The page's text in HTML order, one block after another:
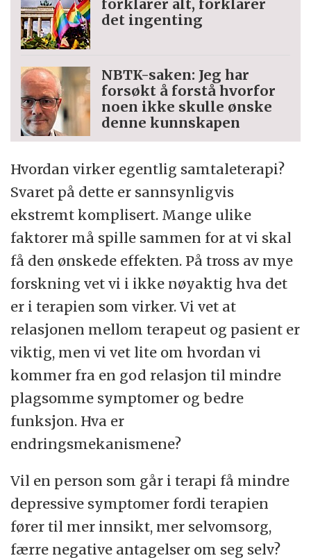
forklarer alt, forklarer
det ingenting
NBTK-saken: Jeg har
forsøkt å forstå hvorfor
noen ikke skulle ønske
denne kunnskapen
Hvordan virker egentlig samtaleterapi?
Svaret på dette er sannsynligvis
ekstremt komplisert. Mange ulike
faktorer må spille sammen for at vi skal
få den ønskede effekten. På tross av mye
forskning vet vi i ikke nøyaktig hva det
er i terapien som virker. Vi vet at
relasjonen mellom terapeut og pasient er
viktig, men vi vet lite om hvordan vi
kommer fra en god relasjon til mindre
plagsomme symptomer og bedre
funksjon. Hva er
endringsmekanismene?
Vil en person som går i terapi få mindre
depressive symptomer fordi terapien
fører til mer innsikt, mer selvomsorg,
færre negative antagelser om seg selv?